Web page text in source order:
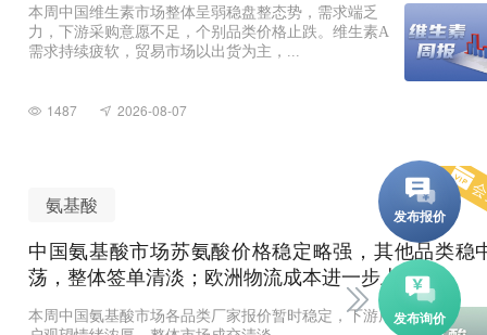
本周中国维生素市场整体呈弱稳盘整态势，需求端乏
力，下游采购意愿不足，个别品类价格止跌。维生素A
需求持续疲软，贸易市场以出货为主，...
1487 2026-08-07
氨基酸
中国氨基酸市场苏氨酸价格稳定略强，其他品类稳
荡，整体签单清淡；欧洲物流成本进一步上升
本周中国氨基酸市场各品类厂家报价暂时稳定，下游用